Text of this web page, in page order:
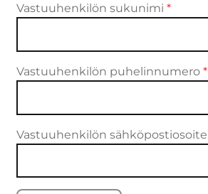
Vastuuhenkilön sukunimi *
Vastuuhenkilön puhelinnumero *
Vastuuhenkilön sähköpostiosoite